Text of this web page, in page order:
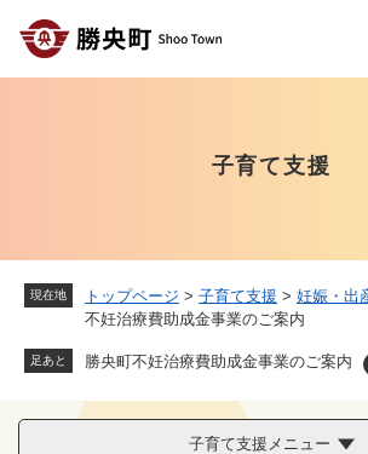
子育て支援
現在地 トップページ > 子育て支援 > 妊娠・出
不妊治療費助成金事業のご案内
足あと 勝央町不妊治療費助成金事業のご案内
子育て支援メニュー